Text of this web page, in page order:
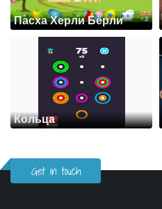
Пасха Херли Бёрли
Кольца
Get in touch